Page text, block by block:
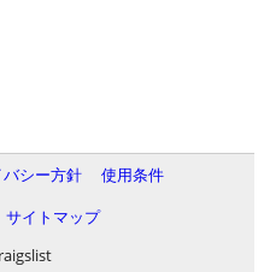
バシー方針
使用条件
サイトマップ